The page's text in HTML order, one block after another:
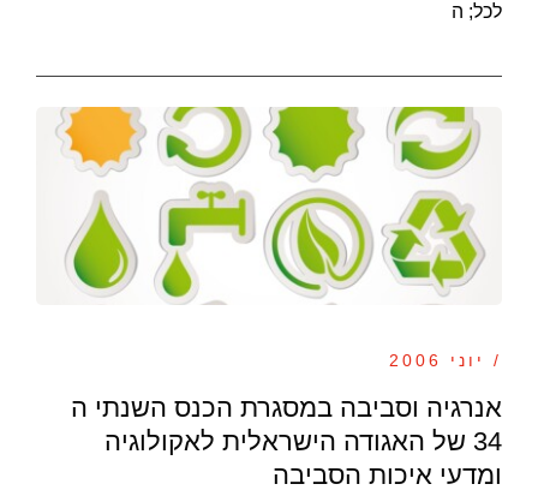
לכל; ה
/ יוני 2006
אנרגיה וסביבה במסגרת הכנס השנתי ה
34 של האגודה הישראלית לאקולוגיה
ומדעי איכות הסביבה